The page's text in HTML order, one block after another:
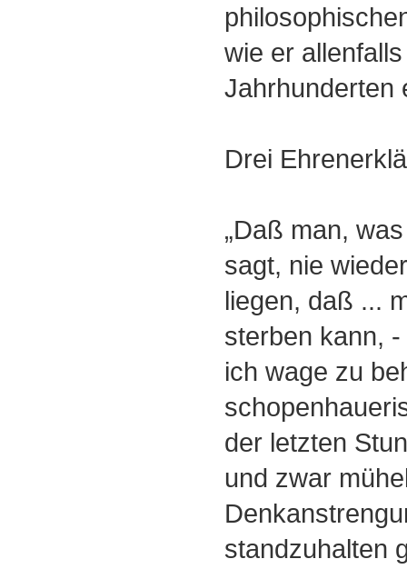
wie er
Jahrhunderten
Drei
„Daß man,
sagt, nie
liegen, daß ...
sterben kann,
ich wage zu
der letzten
und zwar
standzuhalten